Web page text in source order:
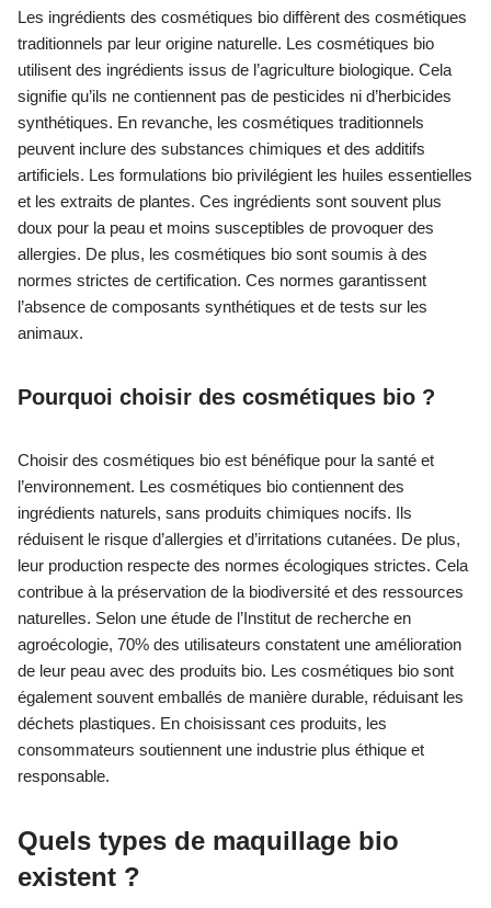
Les ingrédients des cosmétiques bio diffèrent des cosmétiques
traditionnels par leur origine naturelle. Les cosmétiques bio
utilisent des ingrédients issus de l’agriculture biologique. Cela
signifie qu’ils ne contiennent pas de pesticides ni d’herbicides
synthétiques. En revanche, les cosmétiques traditionnels
peuvent inclure des substances chimiques et des additifs
artificiels. Les formulations bio privilégient les huiles essentielles
et les extraits de plantes. Ces ingrédients sont souvent plus
doux pour la peau et moins susceptibles de provoquer des
allergies. De plus, les cosmétiques bio sont soumis à des
normes strictes de certification. Ces normes garantissent
l’absence de composants synthétiques et de tests sur les
animaux.
Pourquoi choisir des cosmétiques bio ?
Choisir des cosmétiques bio est bénéfique pour la santé et
l’environnement. Les cosmétiques bio contiennent des
ingrédients naturels, sans produits chimiques nocifs. Ils
réduisent le risque d’allergies et d’irritations cutanées. De plus,
leur production respecte des normes écologiques strictes. Cela
contribue à la préservation de la biodiversité et des ressources
naturelles. Selon une étude de l’Institut de recherche en
agroécologie, 70% des utilisateurs constatent une amélioration
de leur peau avec des produits bio. Les cosmétiques bio sont
également souvent emballés de manière durable, réduisant les
déchets plastiques. En choisissant ces produits, les
consommateurs soutiennent une industrie plus éthique et
responsable.
Quels types de maquillage bio
existent ?